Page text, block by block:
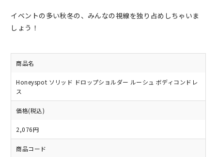
イベントの多い秋冬の、みんなの視線を独り占めしちゃいま
しょう！
商品名
Honeyspot ソリッド ドロップショルダー ルーシュ ボディコンドレ
ス
価格(税込)
2,076円
商品コード